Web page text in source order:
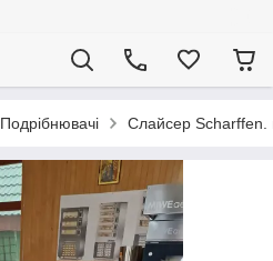
Подрібнювачі Слайсер Scharffen.